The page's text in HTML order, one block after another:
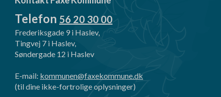
Telefon 56 20 30 00
Frederiksgade 9 i Haslev,
Tingvej 7 i Haslev,
Søndergade 12 i Haslev
E-mail: kommunen@faxekommune.dk
(til dine ikke-fortrolige oplysninger)